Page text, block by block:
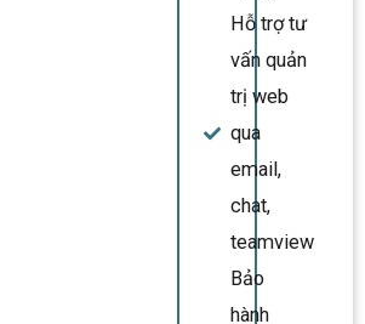
Hỗ trợ tư
vấn quản
trị web
qua
email,
chat,
teamview
Bảo
hành